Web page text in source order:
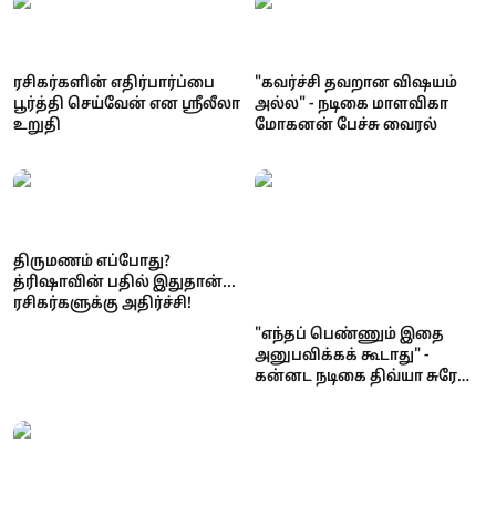
ரசிகர்களின் எதிர்பார்ப்பை
பூர்த்தி செய்வேன் என ஸ்ரீலீலா
உறுதி
"கவர்ச்சி தவறான விஷயம்
அல்ல" - நடிகை மாளவிகா
மோகனன் பேச்சு வைரல்
திருமணம் எப்போது?
த்ரிஷாவின் பதில் இதுதான்...
ரசிகர்களுக்கு அதிர்ச்சி!
"எந்தப் பெண்ணும் இதை
அனுபவிக்கக் கூடாது" -
கன்னட நடிகை திவ்யா சுரேஷ்